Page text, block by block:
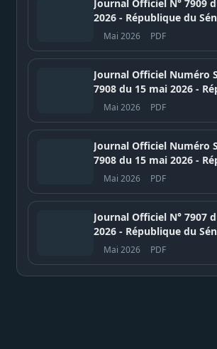
Journal Officiel N° 7909
2026 - République du
Mai 2026 PDF
Journal Officiel Numéro
7908 du 15 mai 2026 -
du Sénégal
Mai 2026 PDF
Journal Officiel Numéro
7908 du 15 mai 2026 - République
du Sénégal
Mai 2026 PDF
Journal Officiel N° 7907
2026 - République du
Mai 2026 PDF